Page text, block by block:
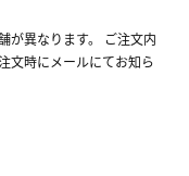
が異なります。 ご注文内
文時にメールにてお知ら